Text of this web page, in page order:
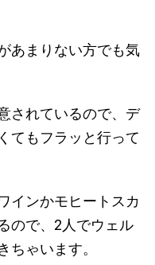
あまりない方でも気
されているので、デ
てもフラッと行って
インかモヒートスカ
ので、2人でウェル
ちゃいます。